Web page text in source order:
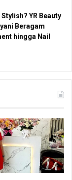
YR Beauty
Beragam
hingga Nail